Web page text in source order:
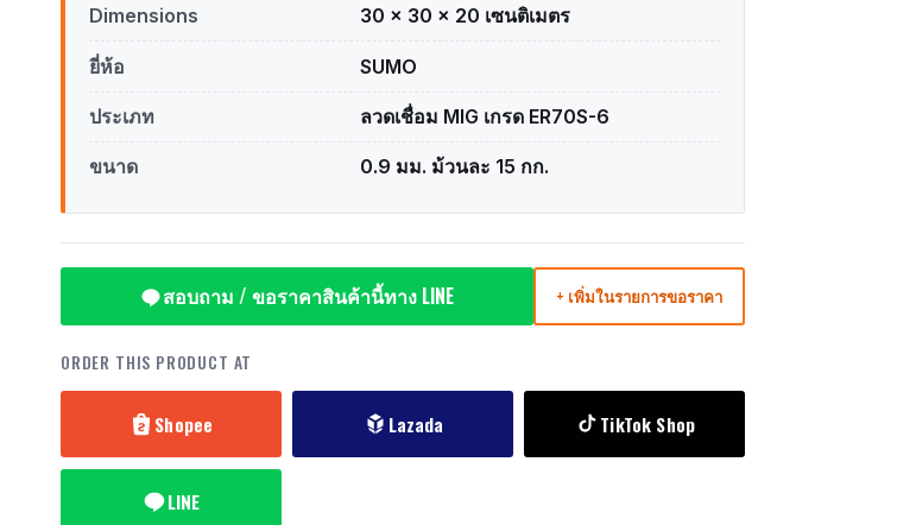
Dimensions 30 × 30 × 20 เซนติเมตร
ยี่ห้อ SUMO
ประเภท ลวดเชื่อม MIG เกรด ER70S-6
ขนาด 0.9 มม. ม้วนละ 15 กก.
สอบถาม / ขอราคาสินค้านี้ทาง LINE + เพิ่มในรายการขอราคา
ORDER THIS PRODUCT AT
Shopee Lazada TikTok Shop
LINE